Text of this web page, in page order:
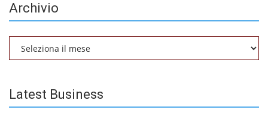
Archivio
Latest Business